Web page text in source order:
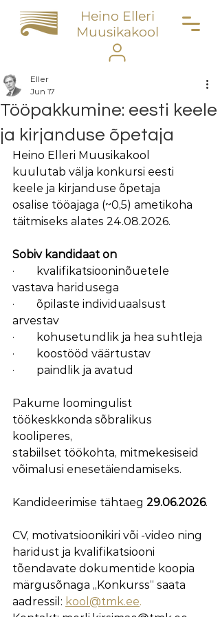
Heino Elleri
Muusikakool
Tööpakkumine: eesti keele
ja kirjanduse õpetaja
Eller
Jun 17
Heino Elleri Muusikakool
kuulutab välja konkursi eesti
keele ja kirjanduse õpetaja
osalise tööajaga (~0,5) ametikoha
täitmiseks alates 24.08.2026.
Sobiv kandidaat on
·        kvalifikatsiooninõuetele
vastava haridusega
·        õpilaste individuaalsust
arvestav
·        kohusetundlik ja hea suhtleja
·        koostööd väärtustav
·        paindlik ja avatud
Pakume loomingulist
töökeskkonda sõbralikus
kooliperes,
stabiilset töökohta, mitmekesiseid
võimalusi enesetäiendamiseks.
Kandideerimise tähtaeg 29.06.2026.
CV, motivatsioonikiri või -video ning
haridust ja kvalifikatsiooni
tõendavate dokumentide koopia
märgusõnaga „Konkurss“ saata
aadressil: kool@tmk.ee.